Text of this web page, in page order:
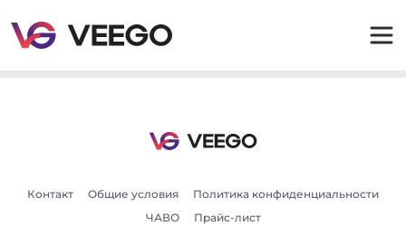
Контакт Общие условия
Политика конфиденциальности
ЧАВО
Прайс-лист